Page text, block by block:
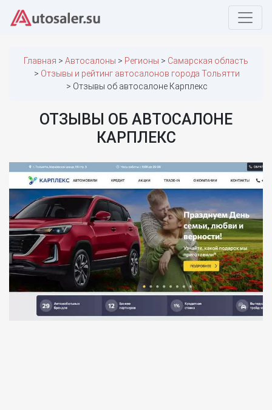
Главная Автосалоны Регионы
Самарская область
Отзывы и рейтинг автосалонов города Тольятти
Отзывы об автосалоне Карплекс
ОТЗЫВЫ ОБ АВТОСАЛОНЕ
КАРПЛЕКС